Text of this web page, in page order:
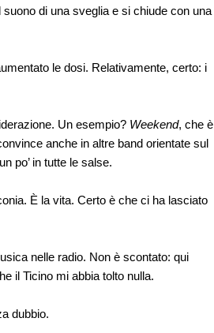
di una sveglia e si chiude con una
le dosi. Relativamente, certo: i
Un esempio? Weekend, che è
anche in altre band orientate sul
po’ in tutte le salse.
È la vita. Certo è che ci ha lasciato
nelle radio. Non è scontato: qui
il Ticino mi abbia tolto nulla.
dubbio.